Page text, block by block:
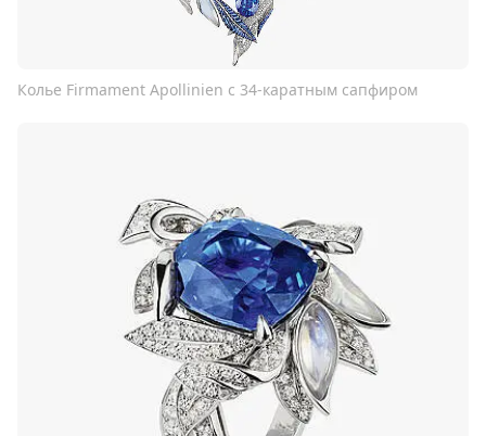
Колье Firmament Apollinien с 34-каратным сапфиром